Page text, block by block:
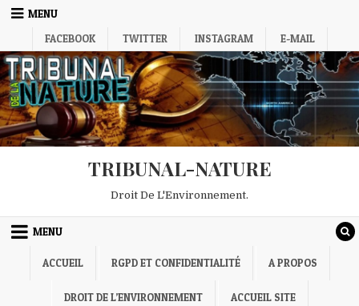
Skip
MENU
FACEBOOK
TWITTER INSTAGRAM E-MAIL
TRIBUNAL-NATURE
Droit De L'Environnement.
MENU
ACCUEIL RGPD ET CONFIDENTIALITÉ A PROPOS
DROIT DE L’ENVIRONNEMENT ACCUEIL SITE